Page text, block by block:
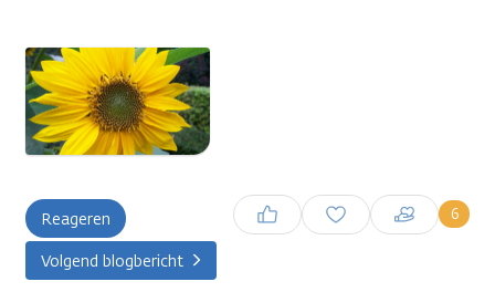
Reageren 6
Inloggen om een reactie te
plaatsen
Volgend blogbericht